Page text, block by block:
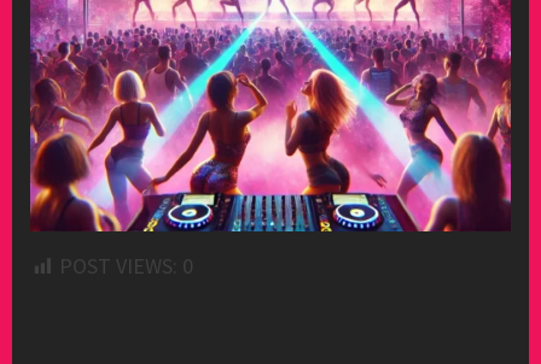
POST VIEWS: 0